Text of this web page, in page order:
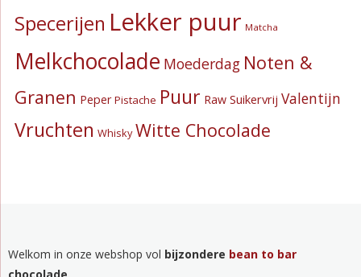
Specerijen Lekker puur Matcha
Melkchocolade Moederdag Noten &
Granen Peper Pistache Puur Raw Suikervrij Valentijn
Vruchten Whisky Witte Chocolade
Welkom in onze webshop vol bijzondere bean to bar